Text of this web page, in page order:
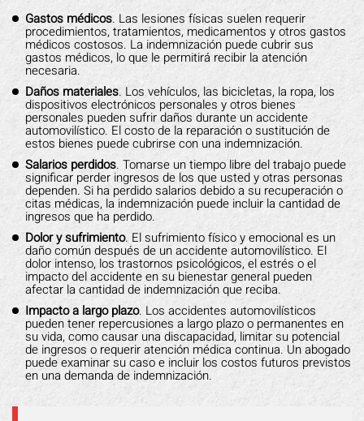
Gastos médicos. Las lesiones físicas suelen requerir
procedimientos, tratamientos, medicamentos y otros gastos
médicos costosos. La indemnización puede cubrir sus
gastos médicos, lo que le permitirá recibir la atención
necesaria.
Daños materiales. Los vehículos, las bicicletas, la ropa, los
dispositivos electrónicos personales y otros bienes
personales pueden sufrir daños durante un accidente
automovilístico. El costo de la reparación o sustitución de
estos bienes puede cubrirse con una indemnización.
Salarios perdidos. Tomarse un tiempo libre del trabajo puede
significar perder ingresos de los que usted y otras personas
dependen. Si ha perdido salarios debido a su recuperación o
citas médicas, la indemnización puede incluir la cantidad de
ingresos que ha perdido.
Dolor y sufrimiento. El sufrimiento físico y emocional es un
daño común después de un accidente automovilístico. El
dolor intenso, los trastornos psicológicos, el estrés o el
impacto del accidente en su bienestar general pueden
afectar la cantidad de indemnización que reciba.
Impacto a largo plazo. Los accidentes automovilísticos
pueden tener repercusiones a largo plazo o permanentes en
su vida, como causar una discapacidad, limitar su potencial
de ingresos o requerir atención médica continua. Un abogado
puede examinar su caso e incluir los costos futuros previstos
en una demanda de indemnización.